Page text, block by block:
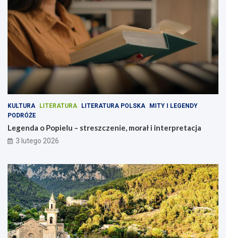
KULTURA LITERATURA LITERATURA POLSKA
MITY I LEGENDY
PODRÓŻE
Legenda o Popielu – streszczenie, morał i interpretacja
3 lutego 2026